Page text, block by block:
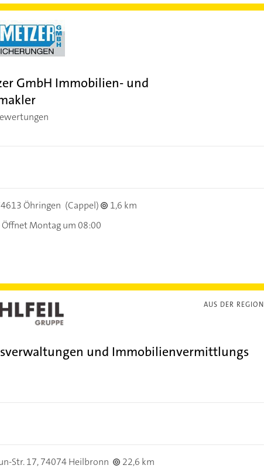
GmbH Immobilien- und
Öhringen (Cappel)
1,6 km
Öffnet Montag um 08:00
AUS DER REGION
und Immobilienvermittlungs
Str. 17,74074 Heilbronn
22,6 km